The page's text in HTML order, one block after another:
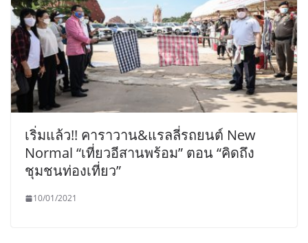
เริ่มแล้ว!! คาราวาน&แรลลี่รถยนต์ New
Normal “เที่ยวอีสานพร้อม” ตอน “คิดถึง
ชุมชนท่องเที่ยว”
10/01/2021